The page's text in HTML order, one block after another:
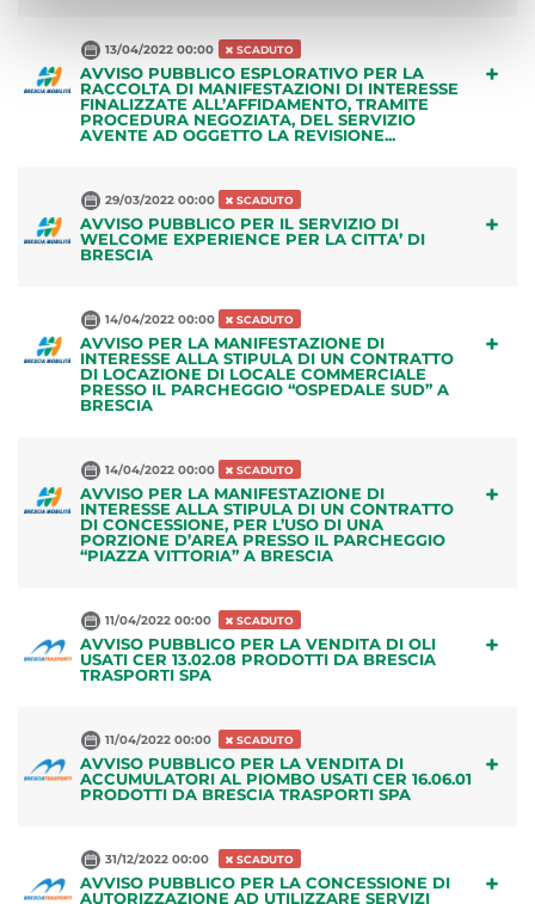
13/04/2022 00:00 SCADUTO
AVVISO PUBBLICO ESPLORATIVO PER LA
RACCOLTA DI MANIFESTAZIONI DI INTERESSE
FINALIZZATE ALL’AFFIDAMENTO, TRAMITE
PROCEDURA NEGOZIATA, DEL SERVIZIO
AVENTE AD OGGETTO LA REVISIONE...
+
29/03/2022 00:00 SCADUTO
AVVISO PUBBLICO PER IL SERVIZIO DI
WELCOME EXPERIENCE PER LA CITTA’ DI
BRESCIA
+
14/04/2022 00:00 SCADUTO
AVVISO PER LA MANIFESTAZIONE DI
INTERESSE ALLA STIPULA DI UN CONTRATTO
DI LOCAZIONE DI LOCALE COMMERCIALE
PRESSO IL PARCHEGGIO “OSPEDALE SUD” A
BRESCIA
+
14/04/2022 00:00 SCADUTO
AVVISO PER LA MANIFESTAZIONE DI
INTERESSE ALLA STIPULA DI UN CONTRATTO
DI CONCESSIONE, PER L’USO DI UNA
PORZIONE D’AREA PRESSO IL PARCHEGGIO
“PIAZZA VITTORIA” A BRESCIA
+
11/04/2022 00:00 SCADUTO
AVVISO PUBBLICO PER LA VENDITA DI OLI
USATI CER 13.02.08 PRODOTTI DA BRESCIA
TRASPORTI SPA
+
11/04/2022 00:00 SCADUTO
AVVISO PUBBLICO PER LA VENDITA DI
ACCUMULATORI AL PIOMBO USATI CER 16.06.01
PRODOTTI DA BRESCIA TRASPORTI SPA
+
31/12/2022 00:00 SCADUTO
AVVISO PUBBLICO PER LA CONCESSIONE DI
AUTORIZZAZIONE AD UTILIZZARE SERVIZI
+